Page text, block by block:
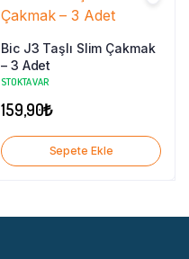
Bic J3 Taşlı Slim Çakmak
– 3 Adet
STOKTA VAR
159,90₺
Sepete Ekle